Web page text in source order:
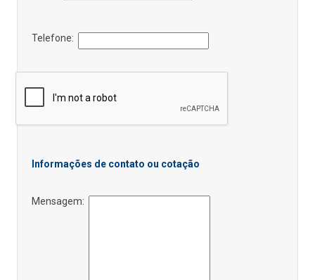
Telefone:
Informações de contato ou cotação
Mensagem: